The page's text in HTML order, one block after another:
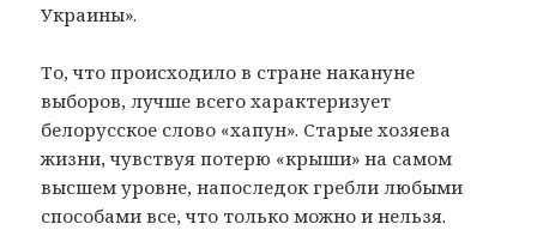
Украины».
То, что происходило в стране накануне
выборов, лучше всего характеризует
белорусское слово «хапун». Старые хозяева
жизни, чувствуя потерю «крыши» на самом
высшем уровне, напоследок гребли любыми
способами все, что только можно и нельзя.